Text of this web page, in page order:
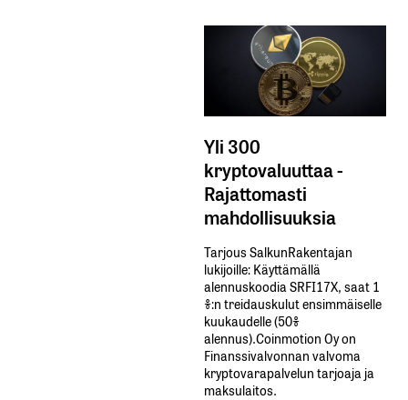
Yli 300
kryptovaluuttaa -
Rajattomasti
mahdollisuuksia
Tarjous SalkunRakentajan
lukijoille: Käyttämällä​ ​
alennuskoodia​ ​SRFI17X,​ ​saat​ ​1
%:n treidauskulut​ ​ensimmäiselle​ ​
kuukaudelle​ ​(50%​ ​
alennus).Coinmotion Oy on
Finanssivalvonnan valvoma
kryptovarapalvelun tarjoaja ja
maksulaitos.